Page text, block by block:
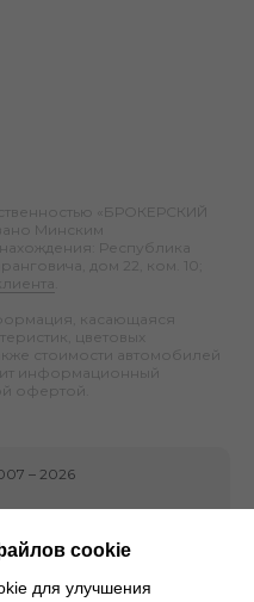
«БРОКЕРСКИЙ
Минским
Республика
дом 22, ком. 10;
касающаяся
цветовых
стоимости автомобилей
информационный
офертой.
– 2026
cookie
для улучшения